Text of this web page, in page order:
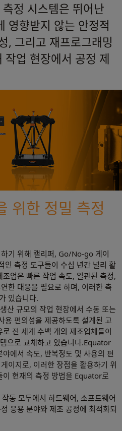
정 시스템은 뛰어난
영향받지 않는 안정적
, 그리고 재프로그래밍
작업 현장에서 공정 제
위한 정밀 측정
기 위해 캘리퍼, Go/No-go 게이
인 측정 도구들이 수십 년간 널리 활
업은 빠른 작업 속도, 일관된 측정,
한 대응을 필요로 하며, 이러한 측
있습니다.
산 규모의 작업 현장에서 수동 또는
용 편의성을 제공하도록 설계된 고
전 세계 수백 개의 제조업체들이
으로 교체하고 있습니다.Equator
에서 속도, 반복정도 및 사용의 편
이지로, 이러한 장점을 활용하기 위
현재의 측정 방법을 Equator로
동 모두에서 하드웨어, 소프트웨어
응용 분야와 제조 공정에 최적화되